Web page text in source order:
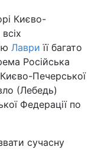
Києво-
Лаври її багато
Російська
Печерської
(Лебедь)
Федерації по
сучасну